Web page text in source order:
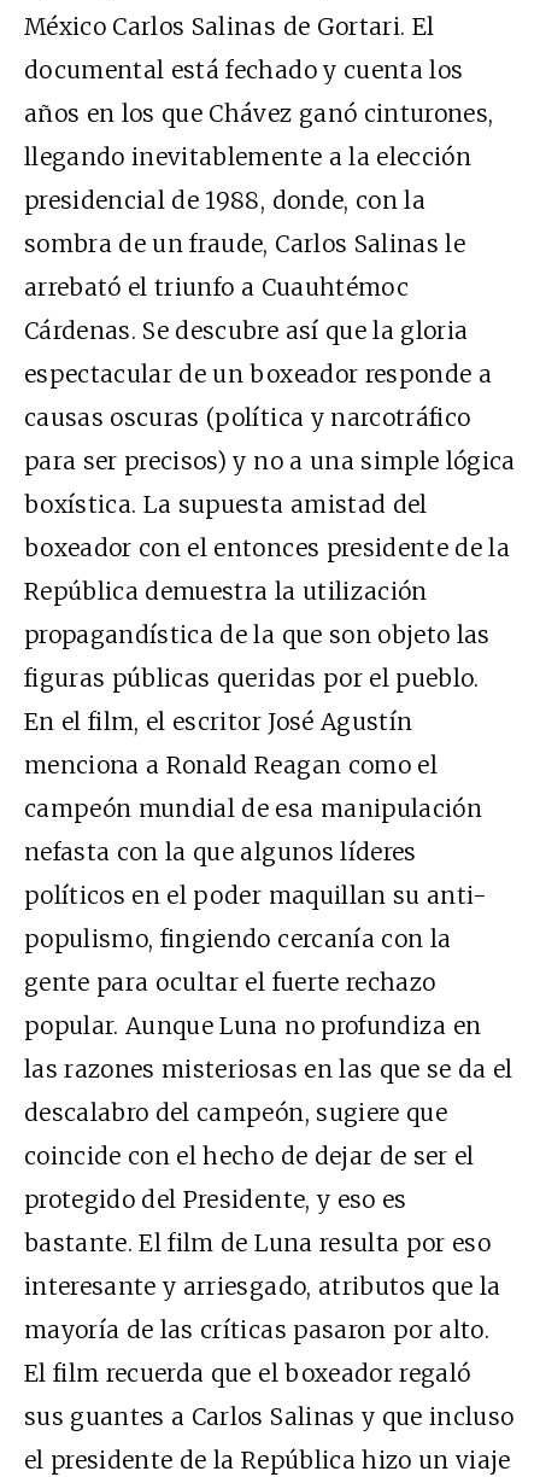
México Carlos Salinas de Gortari. El
documental está fechado y cuenta los
años en los que Chávez ganó cinturones,
llegando inevitablemente a la elección
presidencial de 1988, donde, con la
sombra de un fraude, Carlos Salinas le
arrebató el triunfo a Cuauhtémoc
Cárdenas. Se descubre así que la gloria
espectacular de un boxeador responde a
causas oscuras (política y narcotráfico
para ser precisos) y no a una simple lógica
boxística. La supuesta amistad del
boxeador con el entonces presidente de la
República demuestra la utilización
propagandística de la que son objeto las
figuras públicas queridas por el pueblo.
En el film, el escritor José Agustín
menciona a Ronald Reagan como el
campeón mundial de esa manipulación
nefasta con la que algunos líderes
políticos en el poder maquillan su anti-
populismo, fingiendo cercanía con la
gente para ocultar el fuerte rechazo
popular. Aunque Luna no profundiza en
las razones misteriosas en las que se da el
descalabro del campeón, sugiere que
coincide con el hecho de dejar de ser el
protegido del Presidente, y eso es
bastante. El film de Luna resulta por eso
interesante y arriesgado, atributos que la
mayoría de las críticas pasaron por alto.
El film recuerda que el boxeador regaló
sus guantes a Carlos Salinas y que incluso
el presidente de la República hizo un viaje